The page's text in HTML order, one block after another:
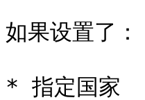
如果设置了：
* 指定国家